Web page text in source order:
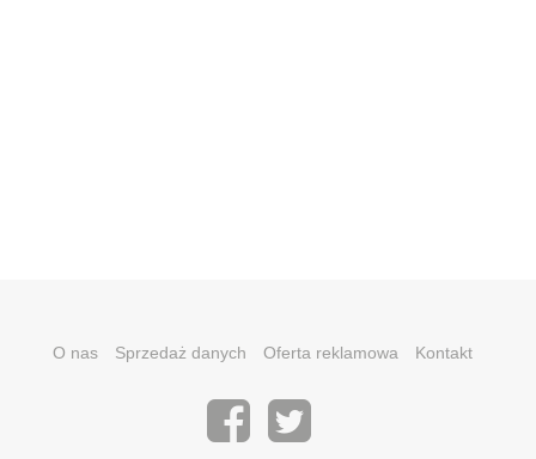
O nas Sprzedaż danych Oferta reklamowa Kontakt